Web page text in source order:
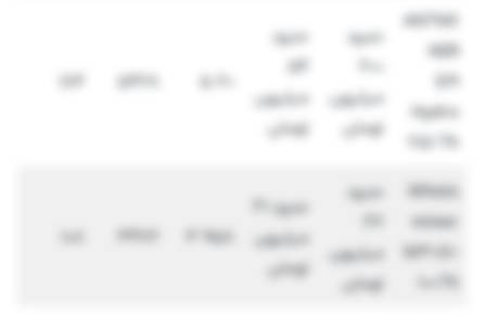
ANTMI
NER
S19
Hydro
251 Th
حدود
200
میلیون
تومان
حدود
54
میلیون
تومان
5.20
5428
184
Whats
miner
M30S+
100Th
حدود
67
میلیون
تومان
حدود 21
میلیون
تومان
3.958
3472
108